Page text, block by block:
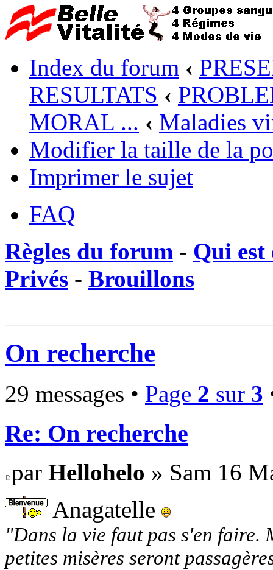
Index du forum ‹
RESULTATS ‹
MORAL ... ‹ Maladies
Modifier la taille de la
Imprimer le sujet
FAQ
Règles du forum - Qui est
Privés - Brouillons
On recherche
29 messages • Page 2 sur 3
Re: On recherche
par Hellohelo » Sam 16
Anagatelle
"Dans la vie faut pas s'en faire.
petites misères seront